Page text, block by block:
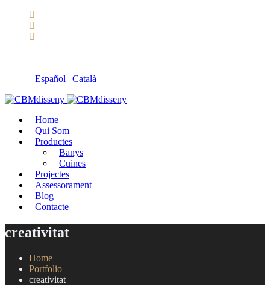
Español Català
Home
Qui Som
Productes
Banys
Cuines
Projectes
Assessorament
Blog
Contacte
creativitat
Home
Portfolio
creativitat